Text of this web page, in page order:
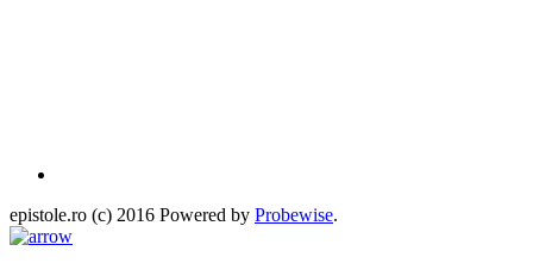
epistole.ro (c) 2016 Powered by Probewise.